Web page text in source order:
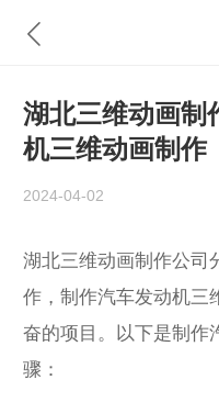
湖北三维动画制
机三维动画制作
2024-04-02
湖北三维动画制作公司
作，制作汽车发动机三
奋的项目。以下是制作
骤：